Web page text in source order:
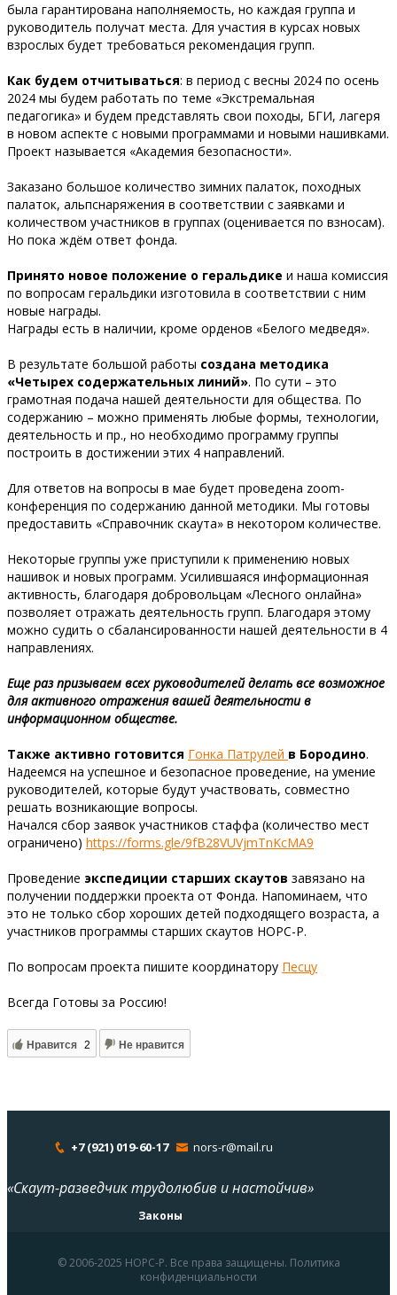
была гарантирована наполняемость, но каждая группа и
руководитель получат места. Для участия в курсах новых
взрослых будет требоваться рекомендация групп.
Как будем отчитываться: в период с весны 2024 по осень
2024 мы будем работать по теме «Экстремальная
педагогика» и будем представлять свои походы, БГИ, лагеря
в новом аспекте с новыми программами и новыми нашивками.
Проект называется «Академия безопасности».
Заказано большое количество зимних палаток, походных
палаток, альпснаряжения в соответствии с заявками и
количеством участников в группах (оценивается по взносам).
Но пока ждём ответ фонда.
Принято новое положение о геральдике и наша комиссия
по вопросам геральдики изготовила в соответствии с ним
новые награды.
Награды есть в наличии, кроме орденов «Белого медведя».
В результате большой работы создана методика
«Четырех содержательных линий». По сути – это
грамотная подача нашей деятельности для общества. По
содержанию – можно применять любые формы, технологии,
деятельность и пр., но необходимо программу группы
построить в достижении этих 4 направлений.
Для ответов на вопросы в мае будет проведена zoom-
конференция по содержанию данной методики. Мы готовы
предоставить «Справочник скаута» в некотором количестве.
Некоторые группы уже приступили к применению новых
нашивок и новых программ. Усилившаяся информационная
активность, благодаря добровольцам «Лесного онлайна»
позволяет отражать деятельность групп. Благодаря этому
можно судить о сбалансированности нашей деятельности в 4
направлениях.
Еще раз призываем всех руководителей делать все возможное
для активного отражения вашей деятельности в
информационном обществе.
Также активно готовится Гонка Патрулей в Бородино.
Надеемся на успешное и безопасное проведение, на умение
руководителей, которые будут участвовать, совместно
решать возникающие вопросы.
Начался сбор заявок участников стаффа (количество мест
ограничено) https://forms.gle/9fB28VUVjmTnKcMA9
Проведение экспедиции старших скаутов завязано на
получении поддержки проекта от Фонда. Напоминаем, что
это не только сбор хороших детей подходящего возраста, а
участников программы старших скаутов НОРС-Р.
По вопросам проекта пишите координатору Песцу
Всегда Готовы за Россию!
Нравится 2 Не нравится
+7 (921) 019-60-17 nors-r@mail.ru
«Скаут-разведчик трудолюбив и настойчив»
Законы
© 2006-2025 НОРС-Р. Все права защищены. Политика
конфиденциальности